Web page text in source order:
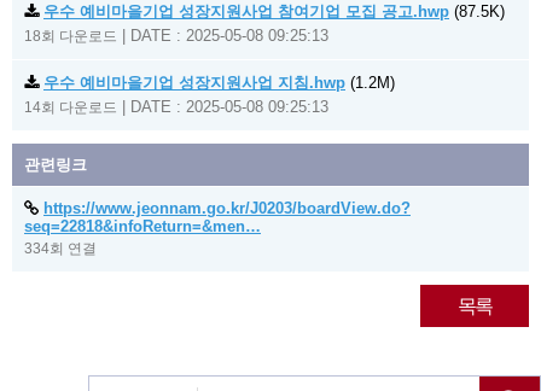
우수 예비마을기업 성장지원사업 참여기업 모집 공고.hwp (87.5K)
18회 다운로드 DATE : 2025-05-08 09:25:13
우수 예비마을기업 성장지원사업 지침.hwp (1.2M)
14회 다운로드 DATE : 2025-05-08 09:25:13
관련링크
https://www.jeonnam.go.kr/J0203/boardView.do?
seq=22818&infoReturn=&men…
334회 연결
목록